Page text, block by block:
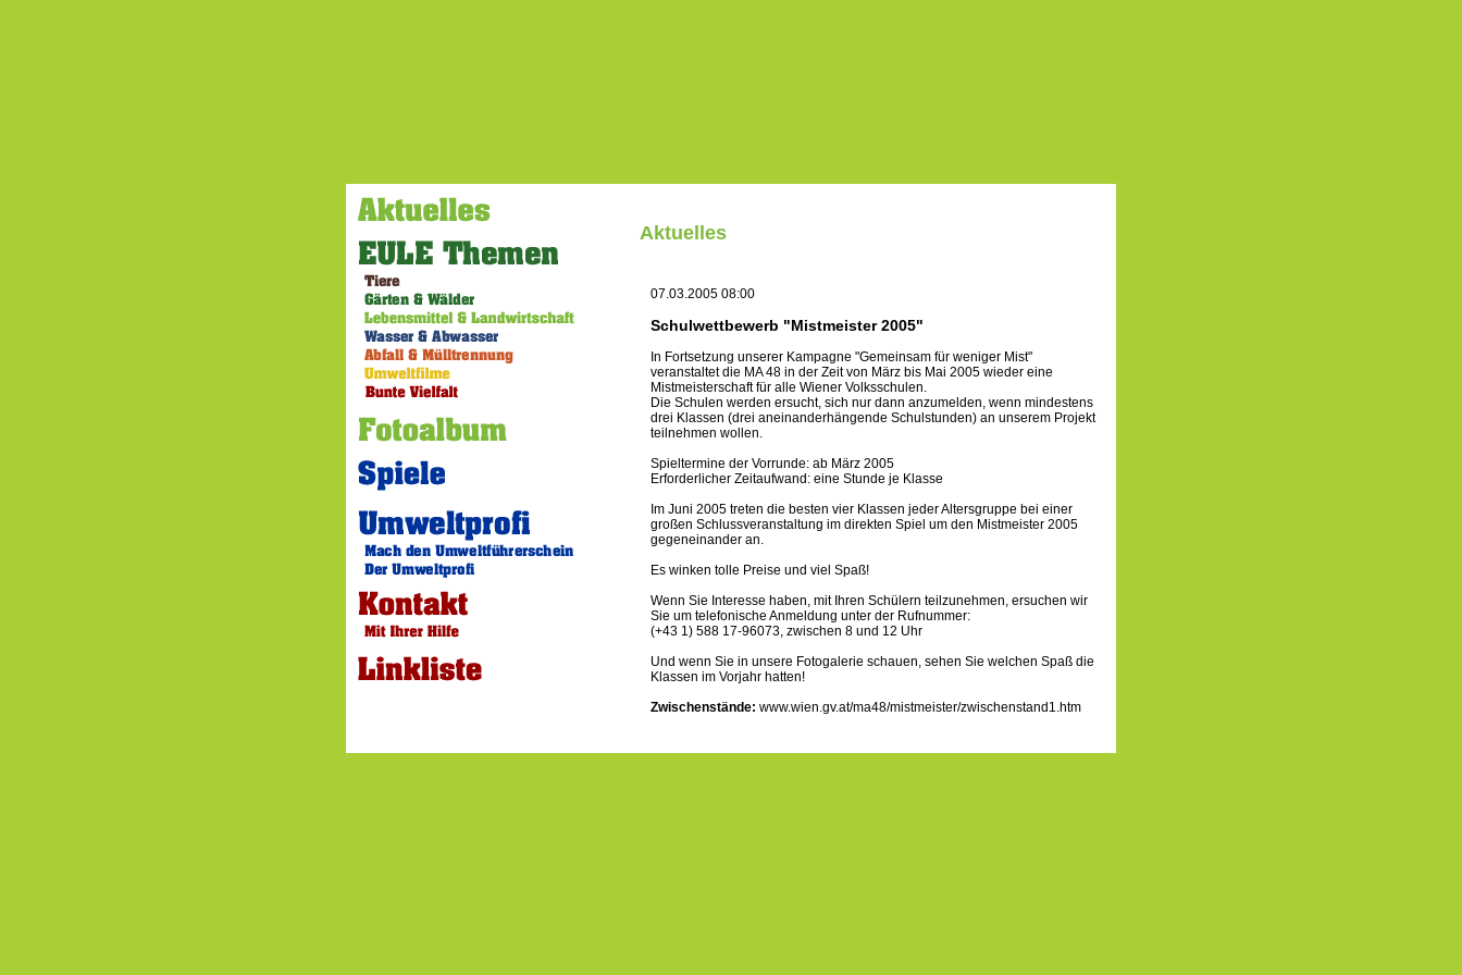
Aktuelles
07.03.2005 08:00
Schulwettbewerb "Mistmeister 2005"
In Fortsetzung unserer Kampagne "Gemeinsam für weniger Mist"
veranstaltet die MA 48 in der Zeit von März bis Mai 2005 wieder eine
Mistmeisterschaft für alle Wiener Volksschulen.
Die Schulen werden ersucht, sich nur dann anzumelden, wenn mindestens
drei Klassen (drei aneinanderhängende Schulstunden) an unserem Projekt
teilnehmen wollen.
Spieltermine der Vorrunde: ab März 2005
Erforderlicher Zeitaufwand: eine Stunde je Klasse
Im Juni 2005 treten die besten vier Klassen jeder Altersgruppe bei einer
großen Schlussveranstaltung im direkten Spiel um den Mistmeister 2005
gegeneinander an.
Es winken tolle Preise und viel Spaß!
Wenn Sie Interesse haben, mit Ihren Schülern teilzunehmen, ersuchen wir
Sie um telefonische Anmeldung unter der Rufnummer:
(+43 1) 588 17-96073, zwischen 8 und 12 Uhr
Und wenn Sie in unsere Fotogalerie schauen, sehen Sie welchen Spaß die
Klassen im Vorjahr hatten!
Zwischenstände: www.wien.gv.at/ma48/mistmeister/zwischenstand1.htm